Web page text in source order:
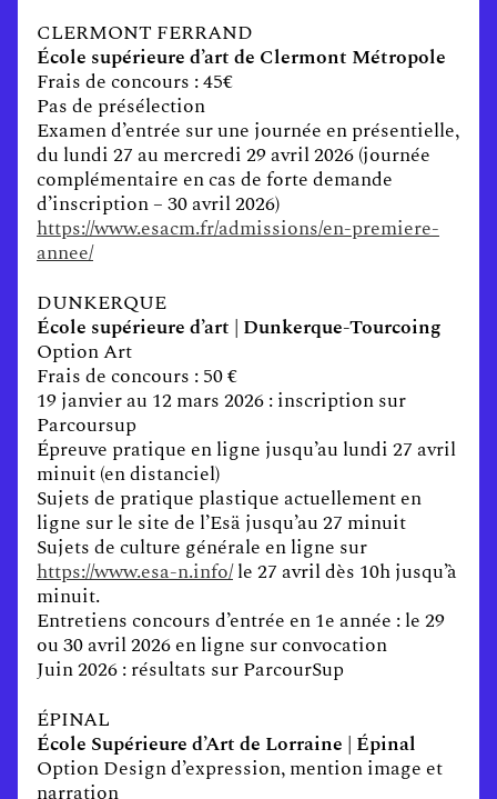
CLERMONT FERRAND
École supérieure d’art de Clermont Métropole
Frais de concours : 45€
Pas de présélection
Examen d’entrée sur une journée en présentielle,
du lundi 27 au mercredi 29 avril 2026 (journée
complémentaire en cas de forte demande
d’inscription – 30 avril 2026)
https://www.esacm.fr/admissions/en-premiere-
annee/
DUNKERQUE
École supérieure d’art | Dunkerque-Tourcoing
Option Art
Frais de concours : 50 €
19 janvier au 12 mars 2026 : inscription sur
Parcoursup
Épreuve pratique en ligne jusqu’au lundi 27 avril
minuit (en distanciel)
Sujets de pratique plastique actuellement en
ligne sur le site de l’Esä jusqu’au 27 minuit
Sujets de culture générale en ligne sur
https://www.esa-n.info/le 27 avril dès 10h jusqu’à
minuit.
Entretiens concours d’entrée en 1e année : le 29
ou 30 avril 2026 en ligne sur convocation
Juin 2026 : résultats sur ParcourSup
ÉPINAL
École Supérieure d’Art de Lorraine | Épinal
Option Design d’expression, mention image et